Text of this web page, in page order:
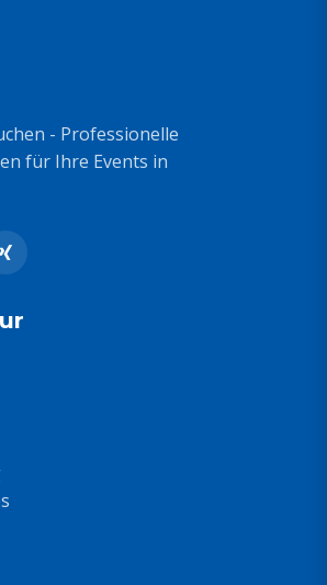
- Professionelle
für Ihre Events in